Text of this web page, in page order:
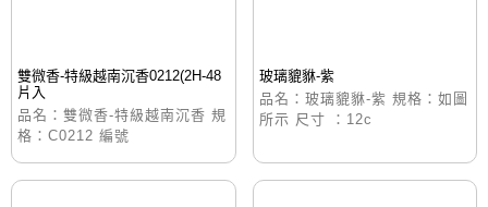
雙微香-特級越南沉香0212(2H-48
片入
品名：雙微香-特級越南沉香 規
格：C0212 編號
玻璃貔貅-紫
品名：玻璃貔貅-紫 規格：如圖
所示 尺寸 ：12c